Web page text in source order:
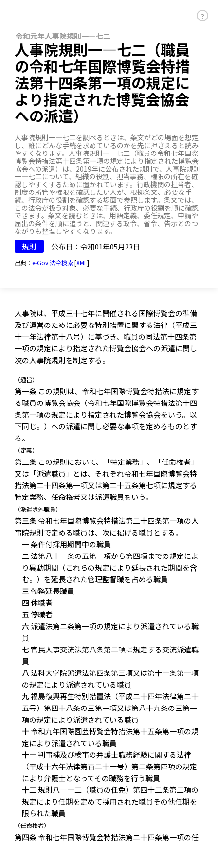
令和元年人事院規則一―七二
人事院規則一―七二（職員
の令和七年国際博覧会特措
法第十四条第一項の規定に
より指定された博覧会協会
への派遣）
人事院規則一―七二を調べるときは、条文がどの場面を想定
し、誰にどんな手続を求めているのかを先に押さえると読み
やすくなります。人事院規則一―七二（職員の令和七年国際
博覧会特措法第十四条第一項の規定により指定された博覧会
協会への派遣）は、2019年に公布された規則で、人事院規則
一―七二について、組織の役割、担当事務、権限の所在を確
認しやすくするために置かれています。行政機関の担当者、
制度の所管や権限を確認したい人が、根拠条文、必要な手
続、行政庁の役割を確認する場面で参照します。条文では、
この法令が扱う対象、必要な手続、行政庁の役割を順に確認
できます。条文を読むときは、用語定義、委任規定、申請や
届出の条件を順に追うと、関連する政令、省令、告示とのつ
ながりも整理しやすくなります。
規則 公布日：令和01年05月23日
出典： e-Gov 法令検索[XML ]
人事院は、平成三十七年に開催される国際博覧会の準備
及び運営のために必要な特別措置に関する法律（平成三
十一年法律第十八号）に基づき、職員の同法第十四条第
一項の規定により指定された博覧会協会への派遣に関し
次の人事院規則を制定する。
（趣旨）
第一条 この規則は、令和七年国際博覧会特措法に規定す
る職員の博覧会協会（令和七年国際博覧会特措法第十四
条第一項の規定により指定された博覧会協会をいう。以
下同じ。）への派遣に関し必要な事項を定めるものとす
る。
（定義）
第二条 この規則において、「特定業務」、「任命権者」
又は「派遣職員」とは、それぞれ令和七年国際博覧会特
措法第二十四条第一項又は第二十五条第七項に規定する
特定業務、任命権者又は派遣職員をいう。
（派遣除外職員）
第三条令和七年国際博覧会特措法第二十四条第一項の人
事院規則で定める職員は、次に掲げる職員とする。
一条件付採用期間中の職員
二法第八十一条の五第一項から第四項までの規定によ
り異動期間（これらの規定により延長された期間を含
む。）を延長された管理監督職を占める職員
三勤務延長職員
四休職者
五停職者
六 派遣法第二条第一項の規定により派遣されている職
員
七官民人事交流法第八条第二項に規定する交流派遣職
員
八法科大学院派遣法第四条第三項又は第十一条第一項
の規定により派遣されている職員
九福島復興再生特別措置法（平成二十四年法律第二十
五号）第四十八条の三第一項又は第八十九条の三第一
項の規定により派遣されている職員
十令和九年国際園芸博覧会特措法第十五条第一項の規
定により派遣されている職員
十一判事補及び検事の弁護士職務経験に関する法律
（平成十六年法律第百二十一号）第二条第四項の規定
により弁護士となってその職務を行う職員
十二規則八―一二（職員の任免）第四十二条第二項の
規定により任期を定めて採用された職員その他任期を
限られた職員
（任命権者）
第四条令和七年国際博覧会特措法第二十四条第一項の任
？